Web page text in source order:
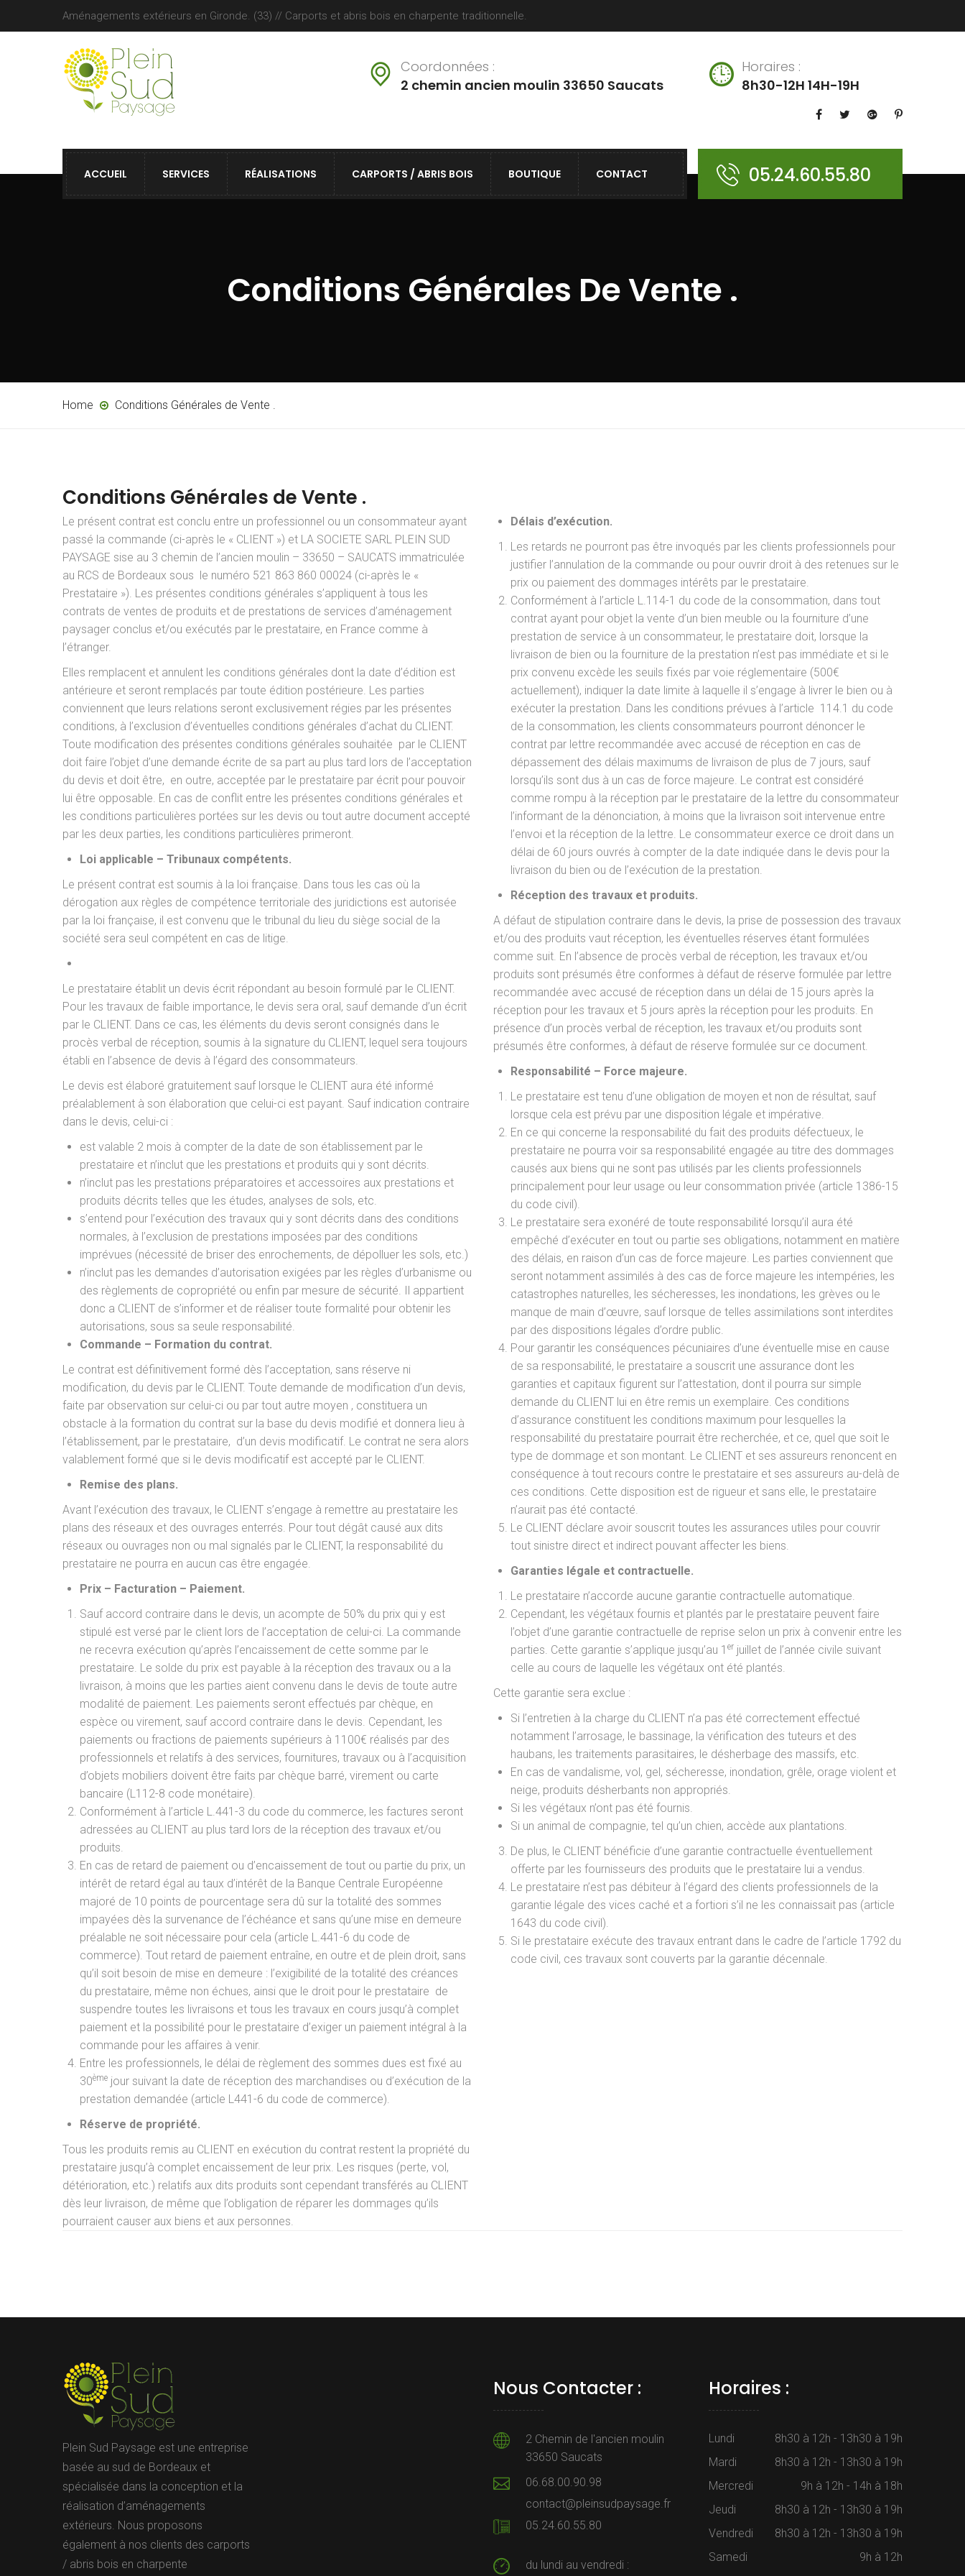
Aménagements extérieurs en Gironde. (33) // Carports et abris bois en charpente traditionnelle.
Coordonnées :
2 chemin ancien moulin 33650 Saucats
Horaires :
8h30-12H 14H-19H
ACCUEIL SERVICES RÉALISATIONS CARPORTS / ABRIS BOIS BOUTIQUE CONTACT 05.24.60.55.80
Conditions Générales De Vente .
Home Conditions Générales de Vente .
Conditions Générales de Vente .
Le présent contrat est conclu entre un professionnel ou un consommateur ayant
passé la commande (ci-après le « CLIENT ») et LA SOCIETE SARL PLEIN SUD
PAYSAGE sise au 3 chemin de l’ancien moulin – 33650 – SAUCATS immatriculée
au RCS de Bordeaux sous le numéro 521 863 860 00024 (ci-après le «
Prestataire »). Les présentes conditions générales s’appliquent à tous les
contrats de ventes de produits et de prestations de services d’aménagement
paysager conclus et/ou exécutés par le prestataire, en France comme à
l’étranger.
Elles remplacent et annulent les conditions générales dont la date d’édition est
antérieure et seront remplacés par toute édition postérieure. Les parties
conviennent que leurs relations seront exclusivement régies par les présentes
conditions, à l’exclusion d’éventuelles conditions générales d’achat du CLIENT.
Toute modification des présentes conditions générales souhaitée par le CLIENT
doit faire l’objet d’une demande écrite de sa part au plus tard lors de l’acceptation
du devis et doit être, en outre, acceptée par le prestataire par écrit pour pouvoir
lui être opposable. En cas de conflit entre les présentes conditions générales et
les conditions particulières portées sur les devis ou tout autre document accepté
par les deux parties, les conditions particulières primeront.
Loi applicable – Tribunaux compétents.
Le présent contrat est soumis à la loi française. Dans tous les cas où la
dérogation aux règles de compétence territoriale des juridictions est autorisée
par la loi française, il est convenu que le tribunal du lieu du siège social de la
société sera seul compétent en cas de litige.
Le prestataire établit un devis écrit répondant au besoin formulé par le CLIENT.
Pour les travaux de faible importance, le devis sera oral, sauf demande d’un écrit
par le CLIENT. Dans ce cas, les éléments du devis seront consignés dans le
procès verbal de réception, soumis à la signature du CLIENT, lequel sera toujours
établi en l’absence de devis à l’égard des consommateurs.
Le devis est élaboré gratuitement sauf lorsque le CLIENT aura été informé
préalablement à son élaboration que celui-ci est payant. Sauf indication contraire
dans le devis, celui-ci :
est valable 2 mois à compter de la date de son établissement par le
prestataire et n’inclut que les prestations et produits qui y sont décrits.
n’inclut pas les prestations préparatoires et accessoires aux prestations et
produits décrits telles que les études, analyses de sols, etc.
s’entend pour l’exécution des travaux qui y sont décrits dans des conditions
normales, à l’exclusion de prestations imposées par des conditions
imprévues (nécessité de briser des enrochements, de dépolluer les sols, etc.)
n’inclut pas les demandes d’autorisation exigées par les règles d’urbanisme ou
des règlements de copropriété ou enfin par mesure de sécurité. Il appartient
donc a CLIENT de s’informer et de réaliser toute formalité pour obtenir les
autorisations, sous sa seule responsabilité.
Commande – Formation du contrat.
Le contrat est définitivement formé dès l’acceptation, sans réserve ni
modification, du devis par le CLIENT. Toute demande de modification d’un devis,
faite par observation sur celui-ci ou par tout autre moyen , constituera un
obstacle à la formation du contrat sur la base du devis modifié et donnera lieu à
l’établissement, par le prestataire, d’un devis modificatif. Le contrat ne sera alors
valablement formé que si le devis modificatif est accepté par le CLIENT.
Remise des plans.
Avant l’exécution des travaux, le CLIENT s’engage à remettre au prestataire les
plans des réseaux et des ouvrages enterrés. Pour tout dégât causé aux dits
réseaux ou ouvrages non ou mal signalés par le CLIENT, la responsabilité du
prestataire ne pourra en aucun cas être engagée.
Prix – Facturation – Paiement.
Sauf accord contraire dans le devis, un acompte de 50% du prix qui y est
stipulé est versé par le client lors de l’acceptation de celui-ci. La commande
ne recevra exécution qu’après l’encaissement de cette somme par le
prestataire. Le solde du prix est payable à la réception des travaux ou a la
livraison, à moins que les parties aient convenu dans le devis de toute autre
modalité de paiement. Les paiements seront effectués par chèque, en
espèce ou virement, sauf accord contraire dans le devis. Cependant, les
paiements ou fractions de paiements supérieurs à 1100€ réalisés par des
professionnels et relatifs à des services, fournitures, travaux ou à l’acquisition
d’objets mobiliers doivent être faits par chèque barré, virement ou carte
bancaire (L112-8 code monétaire).
Conformément à l’article L.441-3 du code du commerce, les factures seront
adressées au CLIENT au plus tard lors de la réception des travaux et/ou
produits.
En cas de retard de paiement ou d’encaissement de tout ou partie du prix, un
intérêt de retard égal au taux d’intérêt de la Banque Centrale Européenne
majoré de 10 points de pourcentage sera dû sur la totalité des sommes
impayées dès la survenance de l’échéance et sans qu’une mise en demeure
préalable ne soit nécessaire pour cela (article L.441-6 du code de
commerce). Tout retard de paiement entraîne, en outre et de plein droit, sans
qu’il soit besoin de mise en demeure : l’exigibilité de la totalité des créances
du prestataire, même non échues, ainsi que le droit pour le prestataire de
suspendre toutes les livraisons et tous les travaux en cours jusqu’à complet
paiement et la possibilité pour le prestataire d’exiger un paiement intégral à la
commande pour les affaires à venir.
Entre les professionnels, le délai de règlement des sommes dues est fixé au
30ème jour suivant la date de réception des marchandises ou d’exécution de la
prestation demandée (article L441-6 du code de commerce).
Réserve de propriété.
Tous les produits remis au CLIENT en exécution du contrat restent la propriété du
prestataire jusqu’à complet encaissement de leur prix. Les risques (perte, vol,
détérioration, etc.) relatifs aux dits produits sont cependant transférés au CLIENT
dès leur livraison, de même que l’obligation de réparer les dommages qu’ils
pourraient causer aux biens et aux personnes.
Délais d’exécution.
Les retards ne pourront pas être invoqués par les clients professionnels pour
justifier l’annulation de la commande ou pour ouvrir droit à des retenues sur le
prix ou paiement des dommages intérêts par le prestataire.
Conformément à l’article L.114-1 du code de la consommation, dans tout
contrat ayant pour objet la vente d’un bien meuble ou la fourniture d’une
prestation de service à un consommateur, le prestataire doit, lorsque la
livraison de bien ou la fourniture de la prestation n’est pas immédiate et si le
prix convenu excède les seuils fixés par voie réglementaire (500€
actuellement), indiquer la date limite à laquelle il s’engage à livrer le bien ou à
exécuter la prestation. Dans les conditions prévues à l’article 114.1 du code
de la consommation, les clients consommateurs pourront dénoncer le
contrat par lettre recommandée avec accusé de réception en cas de
dépassement des délais maximums de livraison de plus de 7 jours, sauf
lorsqu’ils sont dus à un cas de force majeure. Le contrat est considéré
comme rompu à la réception par le prestataire de la lettre du consommateur
l’informant de la dénonciation, à moins que la livraison soit intervenue entre
l’envoi et la réception de la lettre. Le consommateur exerce ce droit dans un
délai de 60 jours ouvrés à compter de la date indiquée dans le devis pour la
livraison du bien ou de l’exécution de la prestation.
Réception des travaux et produits.
A défaut de stipulation contraire dans le devis, la prise de possession des travaux
et/ou des produits vaut réception, les éventuelles réserves étant formulées
comme suit. En l’absence de procès verbal de réception, les travaux et/ou
produits sont présumés être conformes à défaut de réserve formulée par lettre
recommandée avec accusé de réception dans un délai de 15 jours après la
réception pour les travaux et 5 jours après la réception pour les produits. En
présence d’un procès verbal de réception, les travaux et/ou produits sont
présumés être conformes, à défaut de réserve formulée sur ce document.
Responsabilité – Force majeure.
Le prestataire est tenu d’une obligation de moyen et non de résultat, sauf
lorsque cela est prévu par une disposition légale et impérative.
En ce qui concerne la responsabilité du fait des produits défectueux, le
prestataire ne pourra voir sa responsabilité engagée au titre des dommages
causés aux biens qui ne sont pas utilisés par les clients professionnels
principalement pour leur usage ou leur consommation privée (article 1386-15
du code civil).
Le prestataire sera exonéré de toute responsabilité lorsqu’il aura été
empêché d’exécuter en tout ou partie ses obligations, notamment en matière
des délais, en raison d’un cas de force majeure. Les parties conviennent que
seront notamment assimilés à des cas de force majeure les intempéries, les
catastrophes naturelles, les sécheresses, les inondations, les grèves ou le
manque de main d’œuvre, sauf lorsque de telles assimilations sont interdites
par des dispositions légales d’ordre public.
Pour garantir les conséquences pécuniaires d’une éventuelle mise en cause
de sa responsabilité, le prestataire a souscrit une assurance dont les
garanties et capitaux figurent sur l’attestation, dont il pourra sur simple
demande du CLIENT lui en être remis un exemplaire. Ces conditions
d’assurance constituent les conditions maximum pour lesquelles la
responsabilité du prestataire pourrait être recherchée, et ce, quel que soit le
type de dommage et son montant. Le CLIENT et ses assureurs renoncent en
conséquence à tout recours contre le prestataire et ses assureurs au-delà de
ces conditions. Cette disposition est de rigueur et sans elle, le prestataire
n’aurait pas été contacté.
Le CLIENT déclare avoir souscrit toutes les assurances utiles pour couvrir
tout sinistre direct et indirect pouvant affecter les biens.
Garanties légale et contractuelle.
Le prestataire n’accorde aucune garantie contractuelle automatique.
Cependant, les végétaux fournis et plantés par le prestataire peuvent faire
l’objet d’une garantie contractuelle de reprise selon un prix à convenir entre les
parties. Cette garantie s’applique jusqu’au 1 er juillet de l’année civile suivant
celle au cours de laquelle les végétaux ont été plantés.
Cette garantie sera exclue :
Si l’entretien à la charge du CLIENT n’a pas été correctement effectué
notamment l’arrosage, le bassinage, la vérification des tuteurs et des
haubans, les traitements parasitaires, le désherbage des massifs, etc.
En cas de vandalisme, vol, gel, sécheresse, inondation, grêle, orage violent et
neige, produits désherbants non appropriés.
Si les végétaux n’ont pas été fournis.
Si un animal de compagnie, tel qu’un chien, accède aux plantations.
De plus, le CLIENT bénéficie d’une garantie contractuelle éventuellement
offerte par les fournisseurs des produits que le prestataire lui a vendus.
Le prestataire n’est pas débiteur à l’égard des clients professionnels de la
garantie légale des vices caché et a fortiori s’il ne les connaissait pas (article
1643 du code civil).
Si le prestataire exécute des travaux entrant dans le cadre de l’article 1792 du
code civil, ces travaux sont couverts par la garantie décennale.
Plein Sud Paysage est une entreprise
basée au sud de Bordeaux et
spécialisée dans la conception et la
réalisation d’aménagements
extérieurs. Nous proposons
également à nos clients des carports
/ abris bois en charpente
Nous Contacter :
2 Chemin de l'ancien moulin
33650 Saucats
06.68.00.90.98
contact@pleinsudpaysage.fr
05.24.60.55.80
du lundi au vendredi :
Horaires :
Lundi
8h30 à 12h - 13h30 à 19h
Mardi
8h30 à 12h - 13h30 à 19h
Mercredi
9h à 12h - 14h à 18h
Jeudi
8h30 à 12h - 13h30 à 19h
Vendredi
8h30 à 12h - 13h30 à 19h
Samedi
9h à 12h